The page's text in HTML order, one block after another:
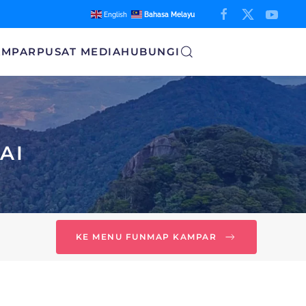
English Bahasa Melayu
PUSAT MEDIAHUBUNGI
KE MENU FUNMAP KAMPAR